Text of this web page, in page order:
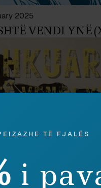
2025
VENDI YNË
2025
TË FJALËS
i